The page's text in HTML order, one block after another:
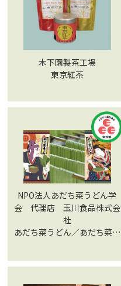
木下園製茶工場
東京紅茶
NPO法人あだち菜うどん学
会 代理店 玉川食品株式会
社
あだち菜うどん／あだち菜パ